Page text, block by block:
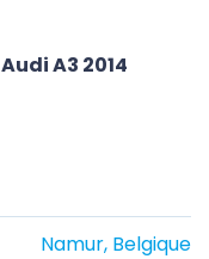
Audi A3 2014
Namur, Belgique